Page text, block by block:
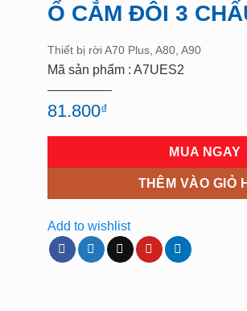
Ổ CẮM ĐÔI 3
Thiết bị rời A70 Plus, A80, A90
Mã sản phẩm : A7UES2
81.800₫
MUA NGAY
THÊM VÀO GIỎ
Add to wishlist